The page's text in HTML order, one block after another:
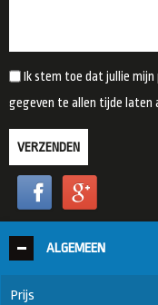
Ik stem toe dat jullie mijn
gegeven te allen tijde laten
VERZENDEN
ALGEMEEN
Prijs